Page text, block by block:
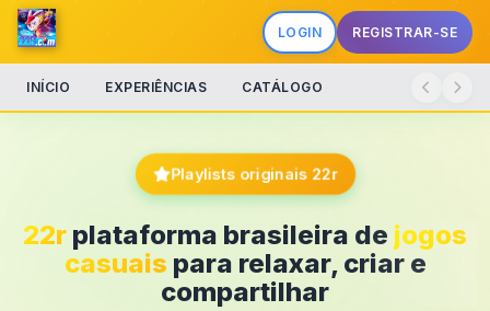
LOGIN REGISTRAR-SE
INÍCIO EXPERIÊNCIAS CATÁLOGO
Playlists originais 22r
22r plataforma brasileira de jogos
casuais para relaxar, criar e
compartilhar